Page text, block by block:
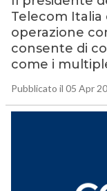
Telecom
operazione
consente di
come i
Pubblicato il 05 Apr